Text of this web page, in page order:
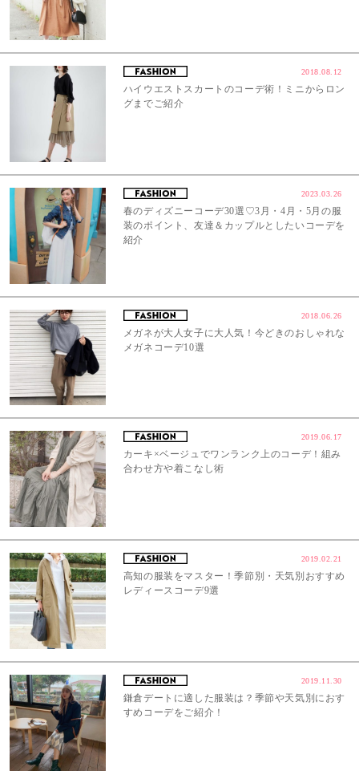
2018.08.12
ハイウエストスカートのコーデ術！ミニからロン
グまでご紹介
2023.03.26
春のディズニーコーデ30選♡3月・4月・5月の服
装のポイント、友達＆カップルとしたいコーデを
紹介
2018.06.26
メガネが大人女子に大人気！今どきのおしゃれな
メガネコーデ10選
2019.06.17
カーキ×ベージュでワンランク上のコーデ！組み
合わせ方や着こなし術
2019.02.21
高知の服装をマスター！季節別・天気別おすすめ
レディースコーデ9選
2019.11.30
鎌倉デートに適した服装は？季節や天気別におす
すめコーデをご紹介！